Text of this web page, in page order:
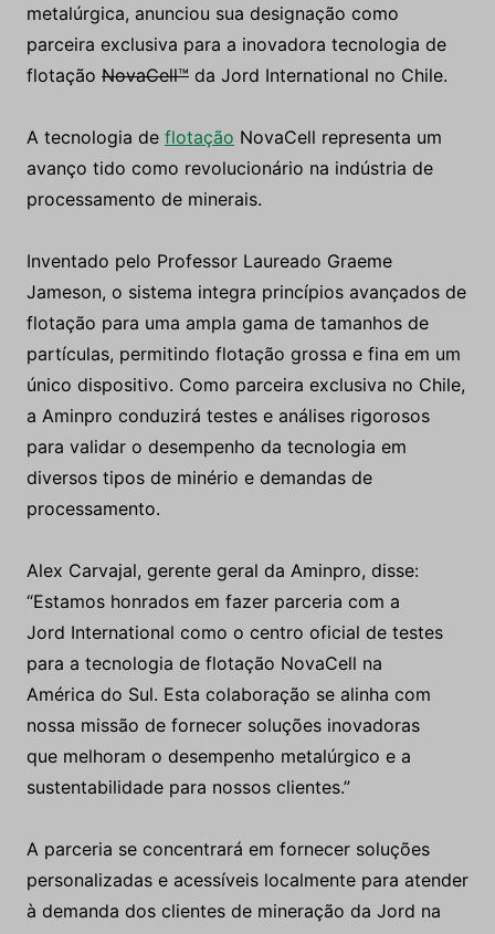
metalúrgica, anunciou sua designação como
parceira exclusiva para a inovadora tecnologia de
flotação NovaCell™da Jord International no Chile.
A tecnologia de flotação NovaCell representa um
avanço tido como revolucionário na indústria de
processamento de minerais.
Inventado pelo Professor Laureado Graeme
Jameson, o sistema integra princípios avançados de
flotação para uma ampla gama de tamanhos de
partículas, permitindo flotação grossa e fina em um
único dispositivo. Como parceira exclusiva no Chile,
a Aminpro conduzirá testes e análises rigorosos
para validar o desempenho da tecnologia em
diversos tipos de minério e demandas de
processamento.
Alex Carvajal, gerente geral da Aminpro, disse:
“Estamos honrados em fazer parceria com a
Jord International como o centro oficial de testes
para a tecnologia de flotação NovaCell na
América do Sul. Esta colaboração se alinha com
nossa missão de fornecer soluções inovadoras
que melhoram o desempenho metalúrgico e a
sustentabilidade para nossos clientes.”
A parceria se concentrará em fornecer soluções
personalizadas e acessíveis localmente para atender
à demanda dos clientes de mineração da Jord na